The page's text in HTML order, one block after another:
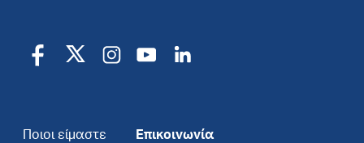
Ποιοι είμαστε
Επικοινωνία